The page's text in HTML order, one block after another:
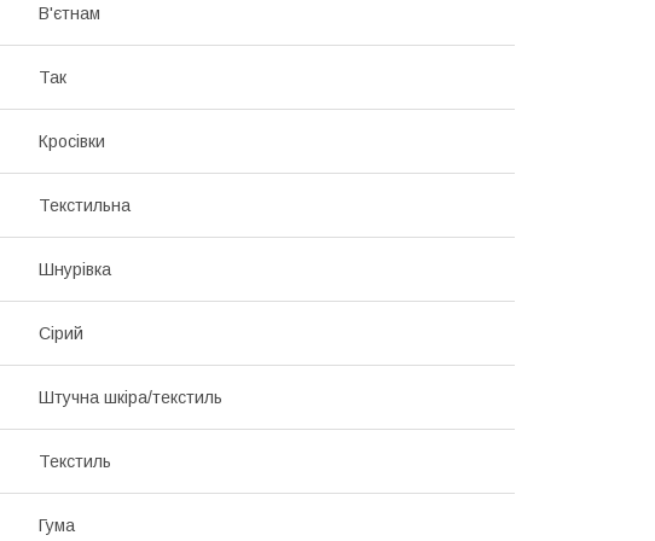
В'єтнам
Так
Кросівки
Текстильна
Шнурівка
Сірий
Штучна шкіра/текстиль
Текстиль
Гума